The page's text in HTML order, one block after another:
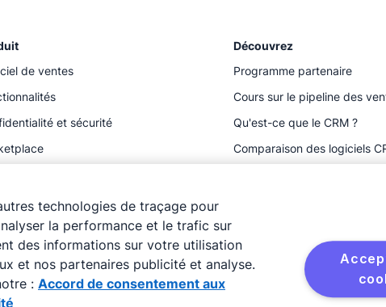
de ventes
et sécurité
Découvrez
Programme partenaire
Cours sur le pipeline des
Qu'est-ce que le CRM ?
Comparaison des logiciels
technologies de traçage pour
la performance et le trafic sur
des informations sur votre utilisation
et nos partenaires publicité et analyse.
: Accord de consentement aux